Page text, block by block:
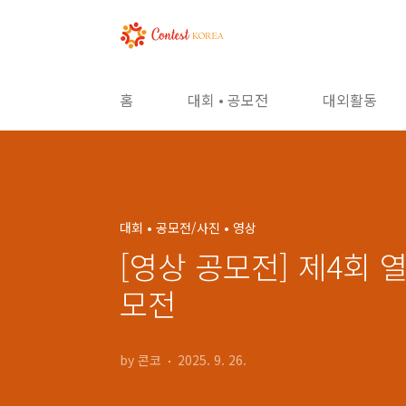
홈 대회 • 공모전 대외활동
대회 • 공모전/사진 • 영상
[영상 공모전] 제4회
모전
by 콘코 2025. 9. 26.